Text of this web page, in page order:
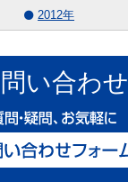
2012年
い合わせ